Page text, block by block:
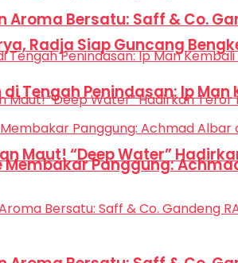
Radja Siap Guncang
Maut! “Deep Water”
Aroma Bersatu: Saff & Co.
Tengah Penindasan: Ip
Membakar Panggung: